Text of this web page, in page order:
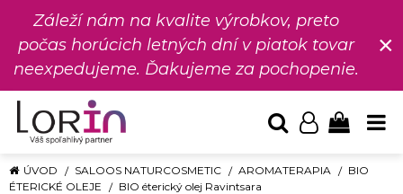
Záleží nám na kvalite výrobkov, preto
počas horúcich letných dní v piatok tovar
neexpedujeme. Ďakujeme za pochopenie.
×
ÚVOD SALOOS NATURCOSMETIC AROMATERAPIA
BIO
ÉTERICKÉ OLEJE
BIO éterický olej Ravintsara